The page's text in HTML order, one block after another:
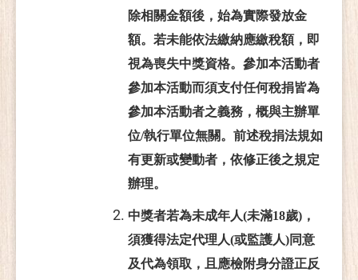
除相關金額後，始為實際發放金
額。若未能依法繳納應繳稅額，即
視為喪失中獎資格。參加本活動者
參加本活動而須支付任何稅捐皆為
參加本活動者之義務，概與主辦單
位/執行單位無關。前述稅捐法規如
有更新或變動者，依修正後之規定
辦理。
中獎者若為未成年人(未滿18歲) ，
須獲得法定代理人(或監護人)同意
及代為領取，且應檢附身分證正反